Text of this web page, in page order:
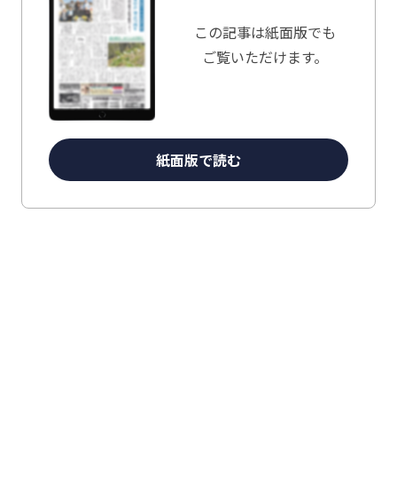
この記事は紙面版でも
ご覧いただけます。
紙面版で読む